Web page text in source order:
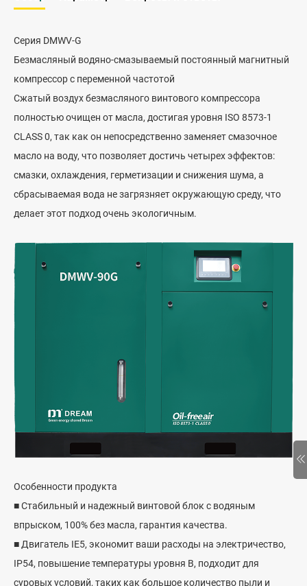
Серия DMWV-G
Безмасляный водяно-смазываемый постоянный магнитный
компрессор с переменной частотой
Сжатый воздух безмасляного винтового компрессора
полностью очищен от масла, достигая уровня ISO 8573-1
CLASS 0, так как он непосредственно заменяет смазочное
масло на воду, что позволяет достичь четырех эффектов:
смазки, охлаждения, герметизации и снижения шума, а
сбрасываемая вода не загрязняет окружающую среду, что
делает этот подход очень экологичным.
Особенности продукта
■ Стабильный и надежный винтовой блок с водяным
впрыском, 100% без масла, гарантия качества.
■ Двигатель IE5, экономит ваши расходы на электричество,
IP54, повышение температуры уровня B, подходит для
суровых условий, таких как большое количество пыли и